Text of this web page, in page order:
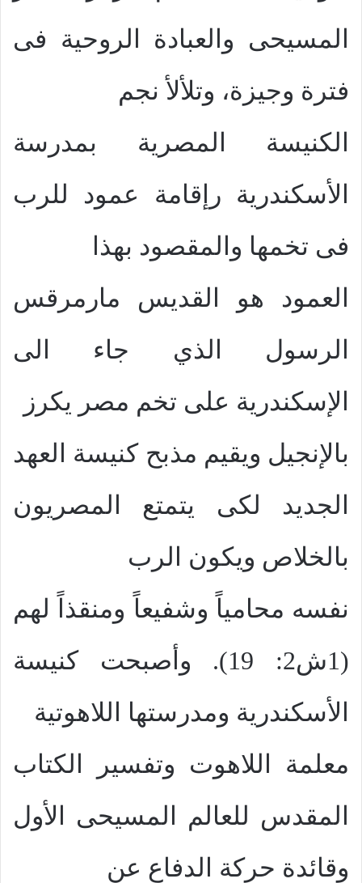
المسيحى والعبادة الروحية فى
فترة وجيزة، وتلألأ نجم
الكنيسة المصرية بمدرسة
الأسكندرية رإقامة عمود للرب
فى تخمها والمقصود بهذا
العمود هو القديس مارمرقس
الرسول الذي جاء الى
الإسكندرية على تخم مصر يكرز
بالإنجيل ويقيم مذبح كنيسة العهد
الجديد لكى يتمتع المصريون
بالخلاص ويكون الرب
نفسه محامياً وشفيعاً ومنقذاً لهم
(1ش2: 19). وأصبحت كنيسة
الأسكندرية ومدرستها اللاهوتية
معلمة اللاهوت وتفسير الكتاب
المقدس للعالم المسيحى الأول
وقائدة حركة الدفاع عن